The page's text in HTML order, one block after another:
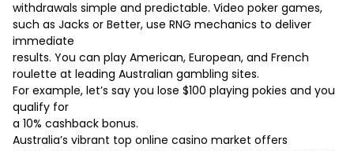
withdrawals simple and predictable. Video poker games,
such as Jacks or Better, use RNG mechanics to deliver
immediate
results. You can play American, European, and French
roulette at leading Australian gambling sites.
For example, let’s say you lose $100 playing pokies and you
qualify for
a 10% cashback bonus.
Australia’s vibrant top online casino market offers